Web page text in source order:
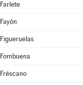
Farlete
Fayón
Figueruelas
Fombuena
Fréscano